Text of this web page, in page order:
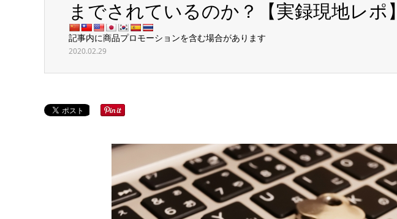
までされているのか？【実録現地レポ】
記事内に商品プロモーションを含む場合があります
2020.02.29